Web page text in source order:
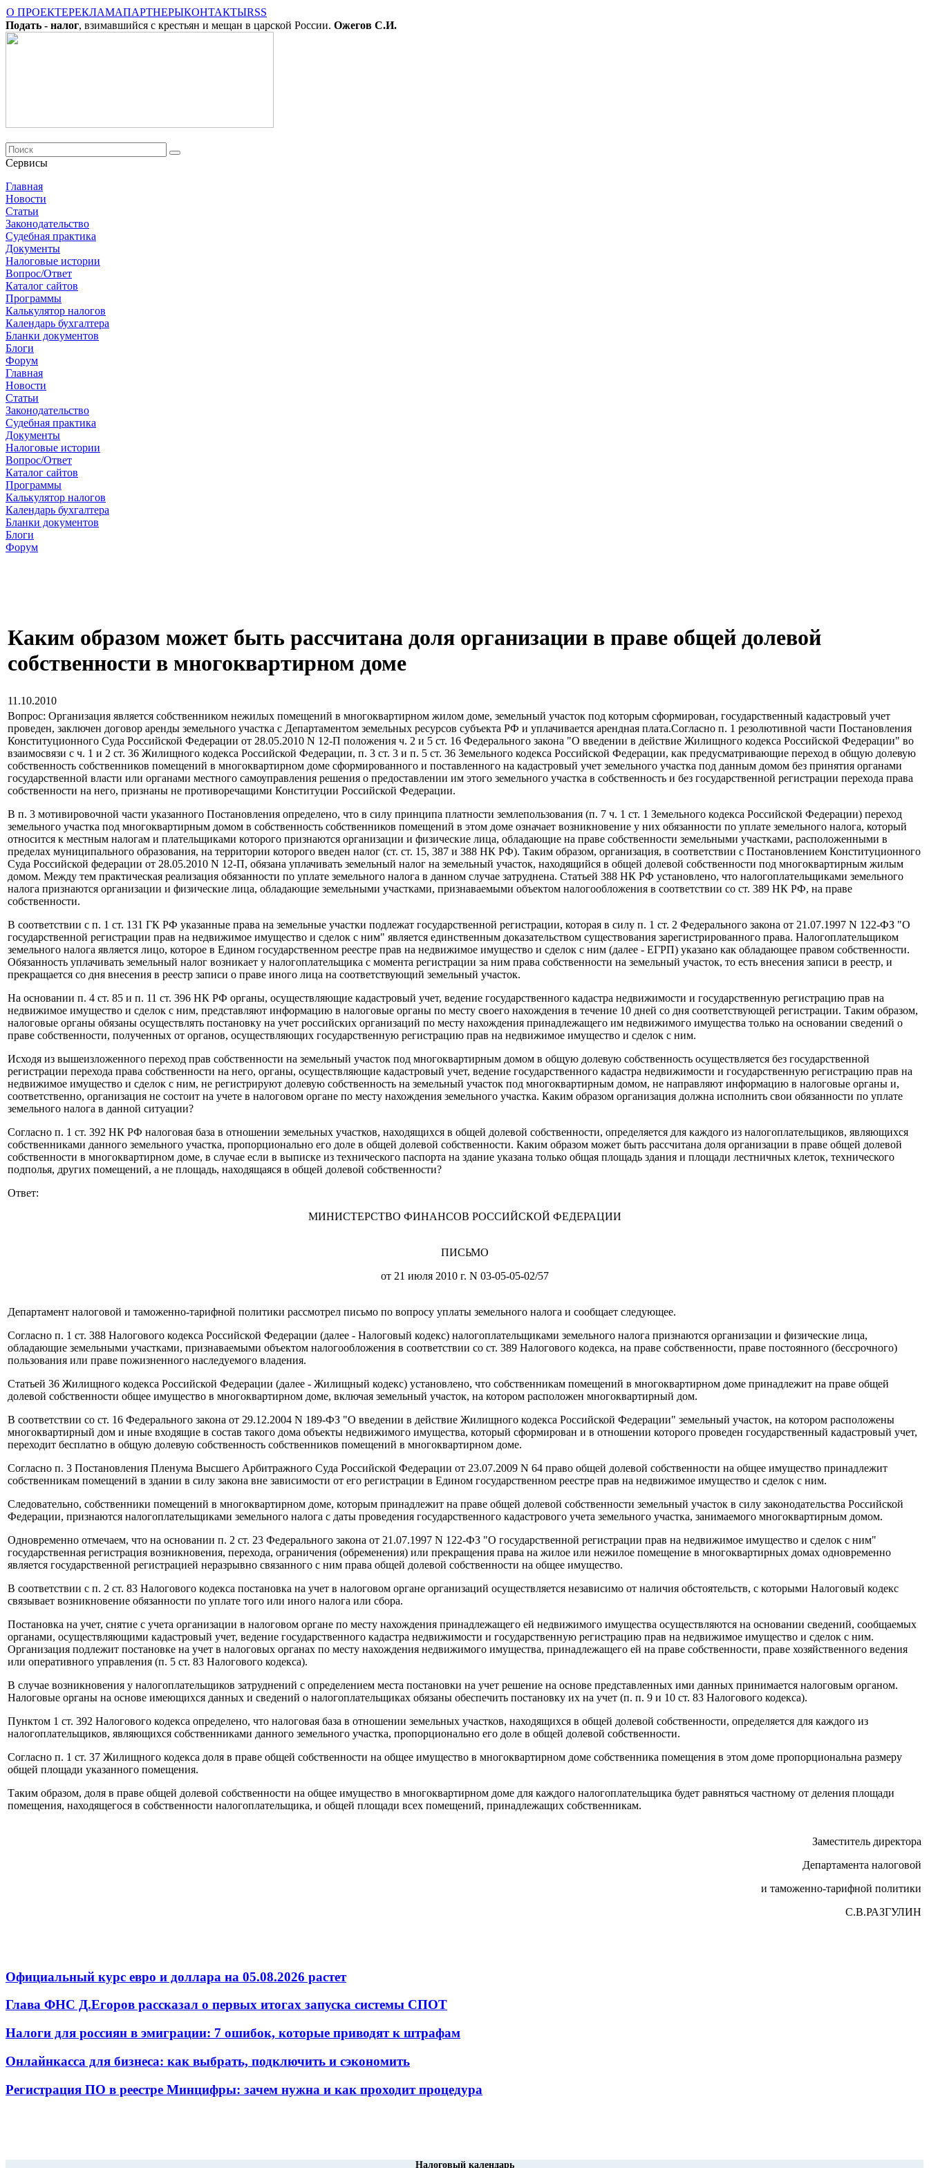
О ПРОЕКТЕРЕКЛАМАПАРТНЕРЫКОНТАКТЫRSS
Подать - налог, взимавшийся с крестьян и мещан в царской России. Ожегов С.И.
Сервисы
Главная
Новости
Cтатьи
Законодательство
Судебная практика
Документы
Налоговые истории
Вопрос/Ответ
Каталог сайтов
Программы
Калькулятор налогов
Календарь бухгалтера
Бланки документов
Блоги
Форум
Главная
Новости
Cтатьи
Законодательство
Судебная практика
Документы
Налоговые истории
Вопрос/Ответ
Каталог сайтов
Программы
Калькулятор налогов
Календарь бухгалтера
Бланки документов
Блоги
Форум
Каким образом может быть рассчитана доля организации в праве общей долевой
собственности в многоквартирном доме
11.10.2010
Вопрос: Организация является собственником нежилых помещений в многоквартирном жилом доме, земельный участок под которым сформирован, государственный кадастровый учет
проведен, заключен договор аренды земельного участка с Департаментом земельных ресурсов субъекта РФ и уплачивается арендная плата.Согласно п. 1 резолютивной части Постановления
Конституционного Суда Российской Федерации от 28.05.2010 N 12-П положения ч. 2 и 5 ст. 16 Федерального закона "О введении в действие Жилищного кодекса Российской Федерации" во
взаимосвязи с ч. 1 и 2 ст. 36 Жилищного кодекса Российской Федерации, п. 3 ст. 3 и п. 5 ст. 36 Земельного кодекса Российской Федерации, как предусматривающие переход в общую долевую
собственность собственников помещений в многоквартирном доме сформированного и поставленного на кадастровый учет земельного участка под данным домом без принятия органами
государственной власти или органами местного самоуправления решения о предоставлении им этого земельного участка в собственность и без государственной регистрации перехода права
собственности на него, признаны не противоречащими Конституции Российской Федерации.
В п. 3 мотивировочной части указанного Постановления определено, что в силу принципа платности землепользования (п. 7 ч. 1 ст. 1 Земельного кодекса Российской Федерации) переход
земельного участка под многоквартирным домом в собственность собственников помещений в этом доме означает возникновение у них обязанности по уплате земельного налога, который
относится к местным налогам и плательщиками которого признаются организации и физические лица, обладающие на праве собственности земельными участками, расположенными в
пределах муниципального образования, на территории которого введен налог (ст. ст. 15, 387 и 388 НК РФ). Таким образом, организация, в соответствии с Постановлением Конституционного
Суда Российской федерации от 28.05.2010 N 12-П, обязана уплачивать земельный налог на земельный участок, находящийся в общей долевой собственности под многоквартирным жилым
домом. Между тем практическая реализация обязанности по уплате земельного налога в данном случае затруднена. Статьей 388 НК РФ установлено, что налогоплательщиками земельного
налога признаются организации и физические лица, обладающие земельными участками, признаваемыми объектом налогообложения в соответствии со ст. 389 НК РФ, на праве
собственности.
В соответствии с п. 1 ст. 131 ГК РФ указанные права на земельные участки подлежат государственной регистрации, которая в силу п. 1 ст. 2 Федерального закона от 21.07.1997 N 122-ФЗ "О
государственной регистрации прав на недвижимое имущество и сделок с ним" является единственным доказательством существования зарегистрированного права. Налогоплательщиком
земельного налога является лицо, которое в Едином государственном реестре прав на недвижимое имущество и сделок с ним (далее - ЕГРП) указано как обладающее правом собственности.
Обязанность уплачивать земельный налог возникает у налогоплательщика с момента регистрации за ним права собственности на земельный участок, то есть внесения записи в реестр, и
прекращается со дня внесения в реестр записи о праве иного лица на соответствующий земельный участок.
На основании п. 4 ст. 85 и п. 11 ст. 396 НК РФ органы, осуществляющие кадастровый учет, ведение государственного кадастра недвижимости и государственную регистрацию прав на
недвижимое имущество и сделок с ним, представляют информацию в налоговые органы по месту своего нахождения в течение 10 дней со дня соответствующей регистрации. Таким образом,
налоговые органы обязаны осуществлять постановку на учет российских организаций по месту нахождения принадлежащего им недвижимого имущества только на основании сведений о
праве собственности, полученных от органов, осуществляющих государственную регистрацию прав на недвижимое имущество и сделок с ним.
Исходя из вышеизложенного переход прав собственности на земельный участок под многоквартирным домом в общую долевую собственность осуществляется без государственной
регистрации перехода права собственности на него, органы, осуществляющие кадастровый учет, ведение государственного кадастра недвижимости и государственную регистрацию прав на
недвижимое имущество и сделок с ним, не регистрируют долевую собственность на земельный участок под многоквартирным домом, не направляют информацию в налоговые органы и,
соответственно, организация не состоит на учете в налоговом органе по месту нахождения земельного участка. Каким образом организация должна исполнить свои обязанности по уплате
земельного налога в данной ситуации?
Согласно п. 1 ст. 392 НК РФ налоговая база в отношении земельных участков, находящихся в общей долевой собственности, определяется для каждого из налогоплательщиков, являющихся
собственниками данного земельного участка, пропорционально его доле в общей долевой собственности. Каким образом может быть рассчитана доля организации в праве общей долевой
собственности в многоквартирном доме, в случае если в выписке из технического паспорта на здание указана только общая площадь здания и площади лестничных клеток, технического
подполья, других помещений, а не площадь, находящаяся в общей долевой собственности?
Ответ:
МИНИСТЕРСТВО ФИНАНСОВ РОССИЙСКОЙ ФЕДЕРАЦИИ
ПИСЬМО
от 21 июля 2010 г. N 03-05-05-02/57
Департамент налоговой и таможенно-тарифной политики рассмотрел письмо по вопросу уплаты земельного налога и сообщает следующее.
Согласно п. 1 ст. 388 Налогового кодекса Российской Федерации (далее - Налоговый кодекс) налогоплательщиками земельного налога признаются организации и физические лица,
обладающие земельными участками, признаваемыми объектом налогообложения в соответствии со ст. 389 Налогового кодекса, на праве собственности, праве постоянного (бессрочного)
пользования или праве пожизненного наследуемого владения.
Статьей 36 Жилищного кодекса Российской Федерации (далее - Жилищный кодекс) установлено, что собственникам помещений в многоквартирном доме принадлежит на праве общей
долевой собственности общее имущество в многоквартирном доме, включая земельный участок, на котором расположен многоквартирный дом.
В соответствии со ст. 16 Федерального закона от 29.12.2004 N 189-ФЗ "О введении в действие Жилищного кодекса Российской Федерации" земельный участок, на котором расположены
многоквартирный дом и иные входящие в состав такого дома объекты недвижимого имущества, который сформирован и в отношении которого проведен государственный кадастровый учет,
переходит бесплатно в общую долевую собственность собственников помещений в многоквартирном доме.
Согласно п. 3 Постановления Пленума Высшего Арбитражного Суда Российской Федерации от 23.07.2009 N 64 право общей долевой собственности на общее имущество принадлежит
собственникам помещений в здании в силу закона вне зависимости от его регистрации в Едином государственном реестре прав на недвижимое имущество и сделок с ним.
Следовательно, собственники помещений в многоквартирном доме, которым принадлежит на праве общей долевой собственности земельный участок в силу законодательства Российской
Федерации, признаются налогоплательщиками земельного налога с даты проведения государственного кадастрового учета земельного участка, занимаемого многоквартирным домом.
Одновременно отмечаем, что на основании п. 2 ст. 23 Федерального закона от 21.07.1997 N 122-ФЗ "О государственной регистрации прав на недвижимое имущество и сделок с ним"
государственная регистрация возникновения, перехода, ограничения (обременения) или прекращения права на жилое или нежилое помещение в многоквартирных домах одновременно
является государственной регистрацией неразрывно связанного с ним права общей долевой собственности на общее имущество.
В соответствии с п. 2 ст. 83 Налогового кодекса постановка на учет в налоговом органе организаций осуществляется независимо от наличия обстоятельств, с которыми Налоговый кодекс
связывает возникновение обязанности по уплате того или иного налога или сбора.
Постановка на учет, снятие с учета организации в налоговом органе по месту нахождения принадлежащего ей недвижимого имущества осуществляются на основании сведений, сообщаемых
органами, осуществляющими кадастровый учет, ведение государственного кадастра недвижимости и государственную регистрацию прав на недвижимое имущество и сделок с ним.
Организация подлежит постановке на учет в налоговых органах по месту нахождения недвижимого имущества, принадлежащего ей на праве собственности, праве хозяйственного ведения
или оперативного управления (п. 5 ст. 83 Налогового кодекса).
В случае возникновения у налогоплательщиков затруднений с определением места постановки на учет решение на основе представленных ими данных принимается налоговым органом.
Налоговые органы на основе имеющихся данных и сведений о налогоплательщиках обязаны обеспечить постановку их на учет (п. п. 9 и 10 ст. 83 Налогового кодекса).
Пунктом 1 ст. 392 Налогового кодекса определено, что налоговая база в отношении земельных участков, находящихся в общей долевой собственности, определяется для каждого из
налогоплательщиков, являющихся собственниками данного земельного участка, пропорционально его доле в общей долевой собственности.
Согласно п. 1 ст. 37 Жилищного кодекса доля в праве общей собственности на общее имущество в многоквартирном доме собственника помещения в этом доме пропорциональна размеру
общей площади указанного помещения.
Таким образом, доля в праве общей долевой собственности на общее имущество в многоквартирном доме для каждого налогоплательщика будет равняться частному от деления площади
помещения, находящегося в собственности налогоплательщика, и общей площади всех помещений, принадлежащих собственникам.
Заместитель директора
Департамента налоговой
и таможенно-тарифной политики
С.В.РАЗГУЛИН
Официальный курс евро и доллара на 05.08.2026 растет
Глава ФНС Д.Егоров рассказал о первых итогах запуска системы СПОТ
Налоги для россиян в эмиграции: 7 ошибок, которые приводят к штрафам
Онлайнкасса для бизнеса: как выбрать, подключить и сэкономить
Регистрация ПО в реестре Минцифры: зачем нужна и как проходит процедура
Налоговый календарь